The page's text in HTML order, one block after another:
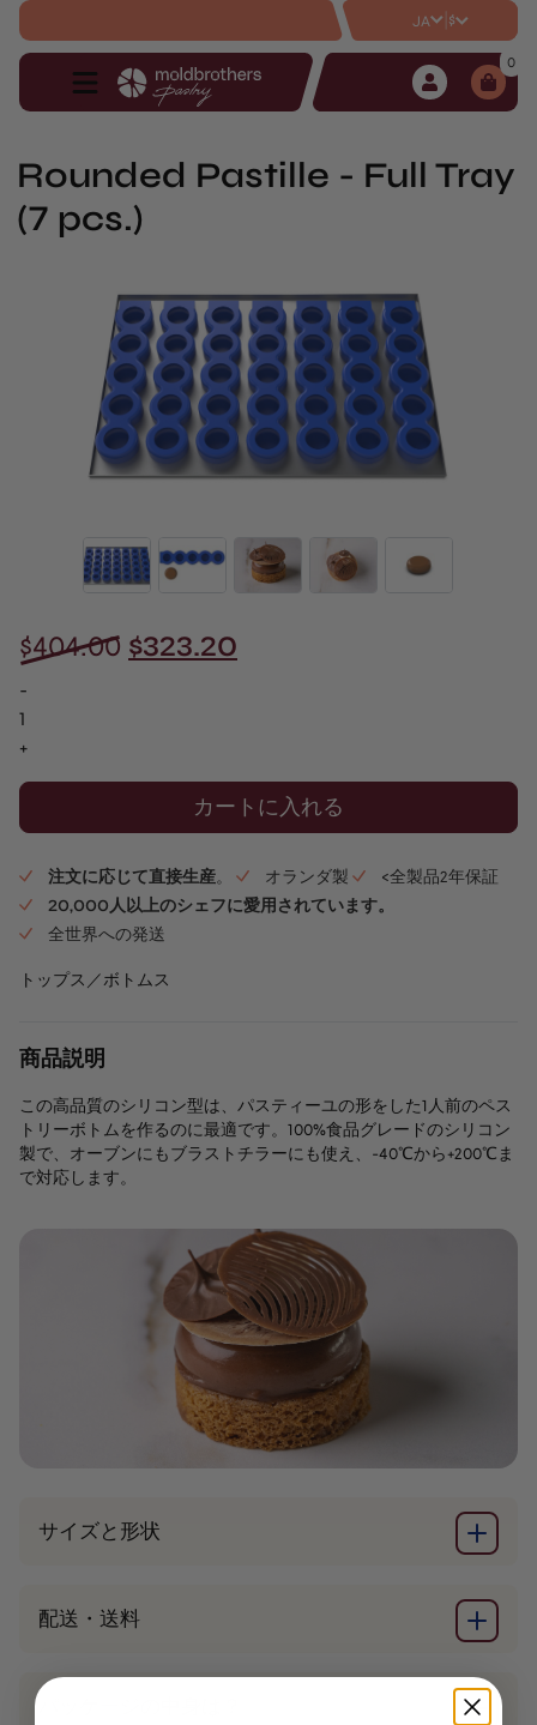
JA $
0
Rounded Pastille - Full Tray
(7 pcs.)
$404.00 元
$404.00
で
し
た。
$323.20
格
は
$323.20
で
-
丸
型
テ
ー
ユ
-
フ
レ
(7
個)
+
カートに入れる
注文に応じて直接生産。 オランダ製
<全製品2年保証
20,000人以上のシェフに愛用されています。
全世界への発送
トップス／ボトムス
商品説明
この高品質のシリコン型は、パスティーユの形をした1人前のペス
トリーボトムを作るのに最適です。100%食品グレードのシリコン
製で、オーブンにもブラストチラーにも使え、-40℃から+200℃ま
で対応します。
サイズと形状
配送・送料